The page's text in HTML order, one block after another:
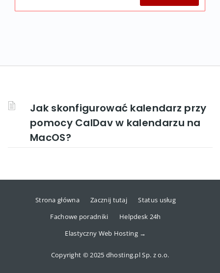
Jak skonfigurować kalendarz przy
pomocy CalDav w kalendarzu na
MacOS?
Strona główna Zacznij tutaj
Status usług
Fachowe poradniki
Helpdesk 24h
Elastyczny Web Hosting →
Copyright © 2025 dhosting.pl Sp. z o.o.